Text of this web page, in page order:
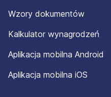
Wzory dokumentów
Kalkulator wynagrodzeń
Aplikacja mobilna Android
Aplikacja mobilna iOS